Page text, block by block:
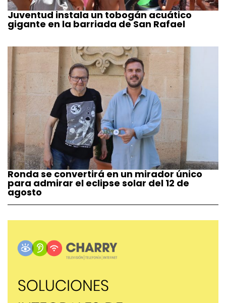
Juventud instala un tobogán acuático
gigante en la barriada de San Rafael
Ronda se convertirá en un mirador único
para admirar el eclipse solar del 12 de
agosto